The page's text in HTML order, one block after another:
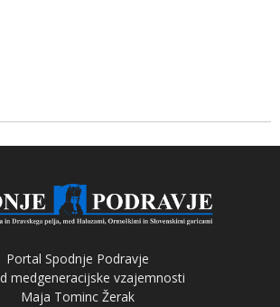
Portal Spodnje Podravje
medgeneracijske vzajemnosti
Maja Tominc Žerak